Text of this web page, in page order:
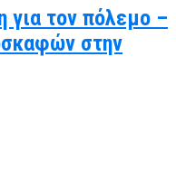
για τον πόλεμο –
στην